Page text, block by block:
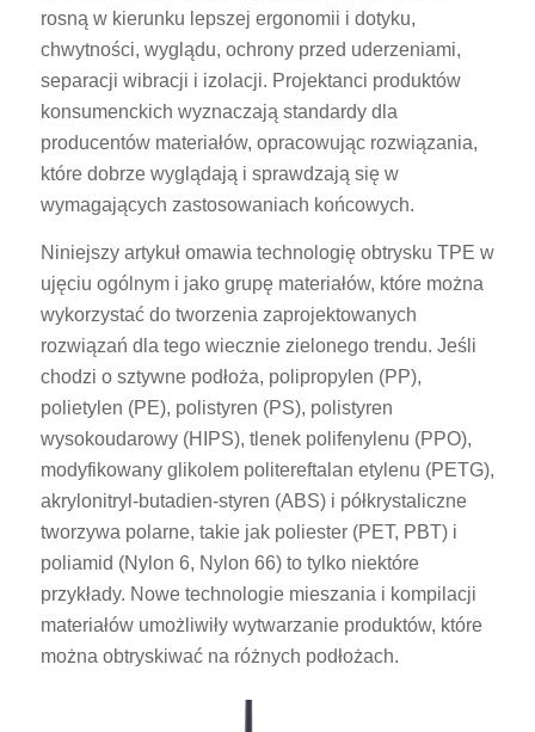
rosną w kierunku lepszej ergonomii i dotyku,
chwytności, wyglądu, ochrony przed uderzeniami,
separacji wibracji i izolacji. Projektanci produktów
konsumenckich wyznaczają standardy dla
producentów materiałów, opracowując rozwiązania,
które dobrze wyglądają i sprawdzają się w
wymagających zastosowaniach końcowych.
Niniejszy artykuł omawia technologię obtrysku TPE w
ujęciu ogólnym i jako grupę materiałów, które można
wykorzystać do tworzenia zaprojektowanych
rozwiązań dla tego wiecznie zielonego trendu. Jeśli
chodzi o sztywne podłoża, polipropylen (PP),
polietylen (PE), polistyren (PS), polistyren
wysokoudarowy (HIPS), tlenek polifenylenu (PPO),
modyfikowany glikolem politereftalan etylenu (PETG),
akrylonitryl-butadien-styren (ABS) i półkrystaliczne
tworzywa polarne, takie jak poliester (PET, PBT) i
poliamid (Nylon 6, Nylon 66) to tylko niektóre
przykłady. Nowe technologie mieszania i kompilacji
materiałów umożliwiły wytwarzanie produktów, które
można obtryskiwać na różnych podłożach.